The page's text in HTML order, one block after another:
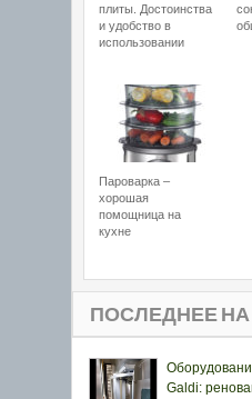
плиты. Достоинства
и удобство в
использовании
Пароварка –
хорошая
помощница на
кухне
ПОСЛЕДНЕЕ
Galdi: